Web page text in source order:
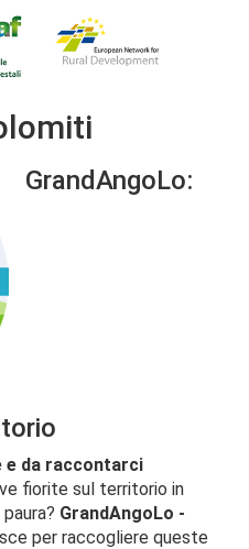
GrandAngoLo:
e da raccontarci
fiorite sul territorio in
GrandAngoLo -
per raccogliere queste